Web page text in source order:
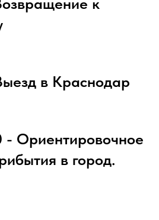
в Краснодар
- Ориентировочное
в город.